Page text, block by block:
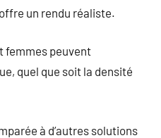
un rendu réaliste.
femmes peuvent
quel que soit la densité
à d’autres solutions